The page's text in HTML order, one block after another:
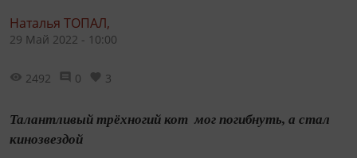
Наталья ТОПАЛ,
29 Май 2022 - 10:00
2492 0 3
Талантливый трёхногий кот мог погибнуть, а стал
кинозвездой